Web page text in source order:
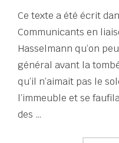
Ce texte a été écrit
Communicants en
Hasselmann qu’on
général avant la
qu’il n’aimait pas le
l’immeuble et se
des …